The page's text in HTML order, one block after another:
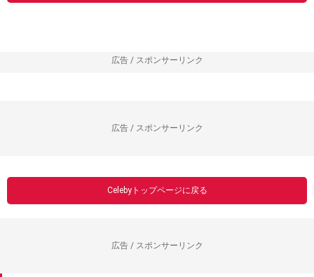
広告 / スポンサーリンク
広告 / スポンサーリンク
Celebyトップページに戻る
広告 / スポンサーリンク